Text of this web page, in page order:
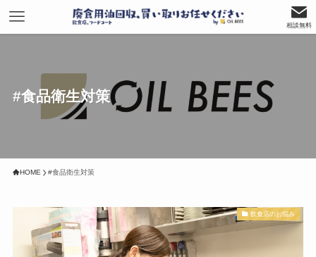
相談無料
#食品衛生対策
HOME #食品衛生対策
飲食店のお悩み